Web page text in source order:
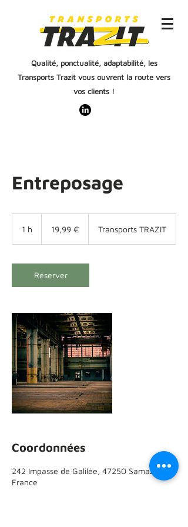
Qualité, ponctualité, adaptabilité, les
Transports Trazit vous ouvrent la route vers
vos clients !
Entreposage
1 h 19,99 € Transports TRAZIT
Réserver
Coordonnées
242 Impasse de Galilée, 47250 Samazan,
France